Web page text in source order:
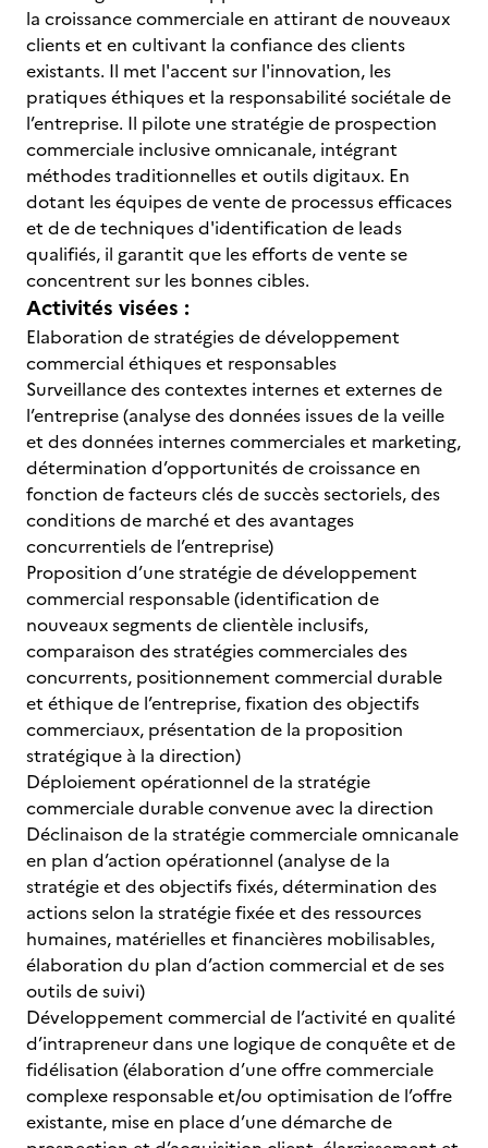
la croissance commerciale en attirant de nouveaux
clients et en cultivant la confiance des clients
existants. Il met l'accent sur l'innovation, les
pratiques éthiques et la responsabilité sociétale de
l’entreprise. Il pilote une stratégie de prospection
commerciale inclusive omnicanale, intégrant
méthodes traditionnelles et outils digitaux. En
dotant les équipes de vente de processus efficaces
et de de techniques d'identification de leads
qualifiés, il garantit que les efforts de vente se
concentrent sur les bonnes cibles.
Activités visées :
Elaboration de stratégies de développement
commercial éthiques et responsables
Surveillance des contextes internes et externes de
l’entreprise (analyse des données issues de la veille
et des données internes commerciales et marketing,
détermination d’opportunités de croissance en
fonction de facteurs clés de succès sectoriels, des
conditions de marché et des avantages
concurrentiels de l’entreprise)
Proposition d’une stratégie de développement
commercial responsable (identification de
nouveaux segments de clientèle inclusifs,
comparaison des stratégies commerciales des
concurrents, positionnement commercial durable
et éthique de l’entreprise, fixation des objectifs
commerciaux, présentation de la proposition
stratégique à la direction)
Déploiement opérationnel de la stratégie
commerciale durable convenue avec la direction
Déclinaison de la stratégie commerciale omnicanale
en plan d’action opérationnel (analyse de la
stratégie et des objectifs fixés, détermination des
actions selon la stratégie fixée et des ressources
humaines, matérielles et financières mobilisables,
élaboration du plan d’action commercial et de ses
outils de suivi)
Développement commercial de l’activité en qualité
d’intrapreneur dans une logique de conquête et de
fidélisation (élaboration d’une offre commerciale
complexe responsable et/ou optimisation de l’offre
existante, mise en place d’une démarche de